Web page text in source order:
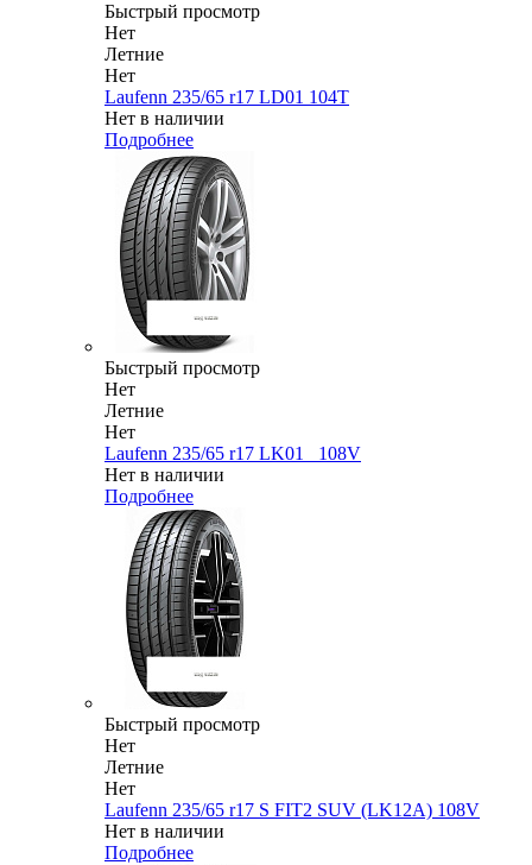
Быстрый просмотр
Нет
Летние
Нет
Laufenn 235/65 r17 LD01 104T
Нет в наличии
Подробнее
Быстрый просмотр
Нет
Летние
Нет
Laufenn 235/65 r17 LK01_ 108V
Нет в наличии
Подробнее
Быстрый просмотр
Нет
Летние
Нет
Laufenn 235/65 r17 S FIT2 SUV (LK12A) 108V
Нет в наличии
Подробнее